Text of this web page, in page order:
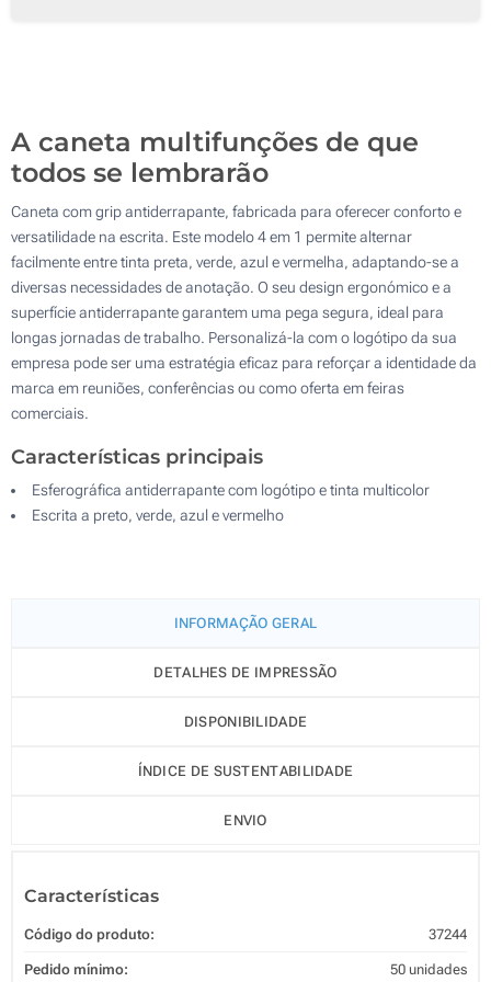
A caneta multifunções de que
todos se lembrarão
Caneta com grip antiderrapante, fabricada para oferecer conforto e
versatilidade na escrita. Este modelo 4 em 1 permite alternar
facilmente entre tinta preta, verde, azul e vermelha, adaptando-se a
diversas necessidades de anotação. O seu design ergonómico e a
superfície antiderrapante garantem uma pega segura, ideal para
longas jornadas de trabalho. Personalizá-la com o logótipo da sua
empresa pode ser uma estratégia eficaz para reforçar a identidade da
marca em reuniões, conferências ou como oferta em feiras
comerciais.
Características principais
Esferográfica antiderrapante com logótipo e tinta multicolor
Escrita a preto, verde, azul e vermelho
INFORMAÇÃO GERAL
DETALHES DE IMPRESSÃO
DISPONIBILIDADE
ÍNDICE DE SUSTENTABILIDADE
ENVIO
Características
Código do produto: 37244
Pedido mínimo: 50 unidades